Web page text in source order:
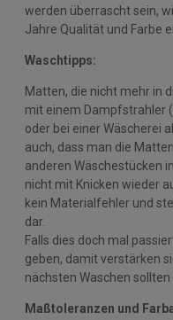
werden überrascht sein,
Jahre Qualität und Farbe
Waschtipps:
Matten, die nicht mehr in
mit einem Dampfstrahler
oder bei einer Wäscherei
auch, dass man die
anderen Wäschestücken
nicht mit Knicken wieder
kein Materialfehler und
dar.
Falls dies doch mal
geben, damit verstärken
nächsten Waschen
Maßtoleranzen und